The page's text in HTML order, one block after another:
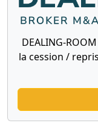
DEALING-
la cession /